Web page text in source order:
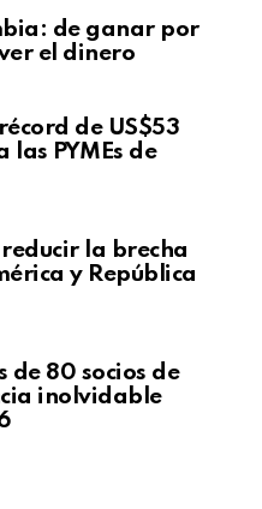
de ganar por
el dinero
Work
this postde US$53
PYMEs de
la brecha
y República
de 80 socios de
inolvidable